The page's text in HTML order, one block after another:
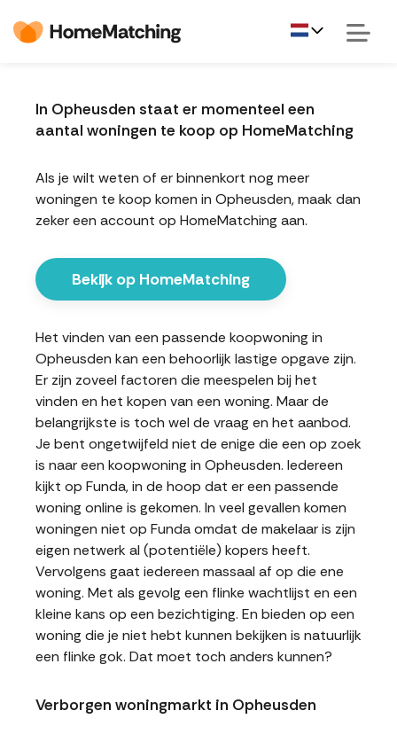
In Opheusden staat er momenteel een
aantal woningen te koop op HomeMatching
Als je wilt weten of er binnenkort nog meer
woningen te koop komen in Opheusden, maak dan
zeker een account op HomeMatching aan.
Bekijk op HomeMatching
Het vinden van een passende koopwoning in
Opheusden kan een behoorlijk lastige opgave zijn.
Er zijn zoveel factoren die meespelen bij het
vinden en het kopen van een woning. Maar de
belangrijkste is toch wel de vraag en het aanbod.
Je bent ongetwijfeld niet de enige die een op zoek
is naar een koopwoning in Opheusden. Iedereen
kijkt op Funda, in de hoop dat er een passende
woning online is gekomen. In veel gevallen komen
woningen niet op Funda omdat de makelaar is zijn
eigen netwerk al (potentiële) kopers heeft.
Vervolgens gaat iedereen massaal af op die ene
woning. Met als gevolg een flinke wachtlijst en een
kleine kans op een bezichtiging. En bieden op een
woning die je niet hebt kunnen bekijken is natuurlijk
een flinke gok. Dat moet toch anders kunnen?
Verborgen woningmarkt in Opheusden